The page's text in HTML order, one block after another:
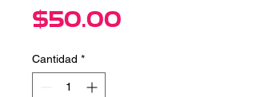
$50.00
Cantidad *